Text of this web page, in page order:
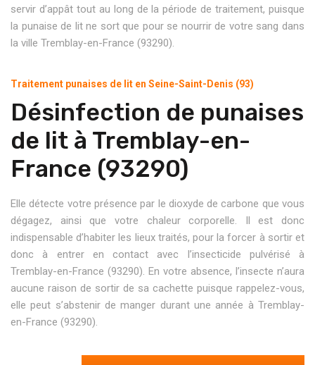
servir d’appât tout au long de la période de traitement, puisque
la punaise de lit ne sort que pour se nourrir de votre sang dans
la ville Tremblay-en-France (93290).
Traitement punaises de lit en Seine-Saint-Denis (93)
Désinfection de punaises
de lit à Tremblay-en-
France (93290)
Elle détecte votre présence par le dioxyde de carbone que vous
dégagez, ainsi que votre chaleur corporelle. Il est donc
indispensable d’habiter les lieux traités, pour la forcer à sortir et
donc à entrer en contact avec l’insecticide pulvérisé à
Tremblay-en-France (93290). En votre absence, l’insecte n’aura
aucune raison de sortir de sa cachette puisque rappelez-vous,
elle peut s’abstenir de manger durant une année à Tremblay-
en-France (93290).